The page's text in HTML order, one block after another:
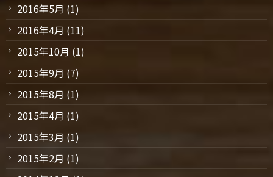
2016年5月 (1)
2016年4月 (11)
2015年10月 (1)
2015年9月 (7)
2015年8月 (1)
2015年4月 (1)
2015年3月 (1)
2015年2月 (1)